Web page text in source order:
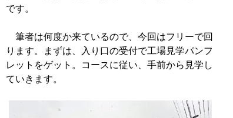
です。
筆者は何度か来ているので、今回はフリーで回
ります。まずは、入り口の受付で工場見学パンフ
レットをゲット。コースに従い、手前から見学し
ていきます。